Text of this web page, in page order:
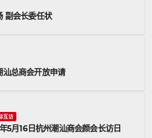
副会长委任状
汕总商会开放申请
互访
5月16日杭州潮汕商会颜会长访日